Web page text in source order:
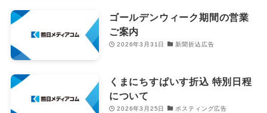
ゴールデンウィーク期間の営業
ご案内
2026年3月31日 新聞折込広告
くまにちすぱいす折込 特別日程
について
2026年3月25日 ポスティング広告